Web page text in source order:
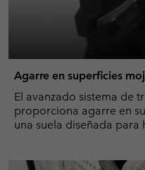
Agarre en superficies
El avanzado sistema de
proporciona agarre en
una suela diseñada para